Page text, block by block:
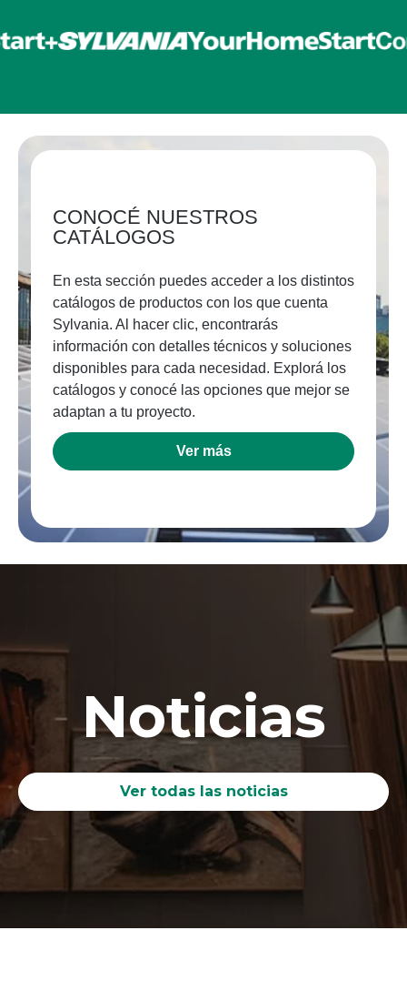
CONOCÉ NUESTROS
CATÁLOGOS
En esta sección puedes acceder a los distintos
catálogos de productos con los que cuenta
Sylvania. Al hacer clic, encontrarás
información con detalles técnicos y soluciones
disponibles para cada necesidad. Explorá los
catálogos y conocé las opciones que mejor se
adaptan a tu proyecto.
Ver más
Noticias
Ver todas las noticias